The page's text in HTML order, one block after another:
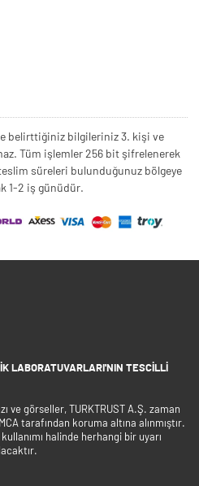
belirttiğiniz bilgileriniz 3. kişi ve
Tüm işlemler 256 bit şifrelenerek
süreleri bulunduğunuz bölgeye
1-2 iş günüdür.
LABORATUVARLARI'NIN TESCILLI
ve görseller, TURKTRUST A.Ş. zaman
tarafından koruma altına alınmıştır.
halinde herhangi bir uyarı